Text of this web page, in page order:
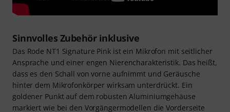
Sinnvolles Zubehör inklusive
Das Rode NT1 Signature Pink ist ein Mikrofon mit seitlicher
Ansprache und einer engen Nierencharakteristik. Das heißt,
dass es den Schall von vorne aufnimmt und Geräusche
hinter dem Mikrofonkörper wirksam unterdrückt. Ein
goldener Punkt auf dem robusten Aluminiumgehäuse
markiert wie bei den Vorgängermodellen die Vorderseite